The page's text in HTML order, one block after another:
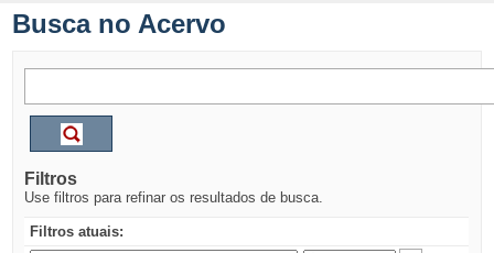
Busca no Acervo
Filtros
Use filtros para refinar os resultados de busca.
Filtros atuais: